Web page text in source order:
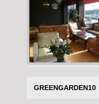
GREENGARDEN10